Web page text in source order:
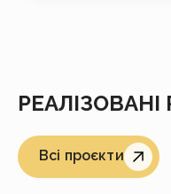
РЕАЛІЗОВАНІ
Всі проєкти